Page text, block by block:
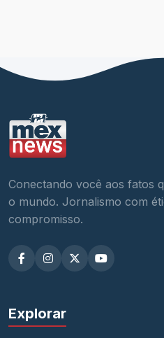
Conectando você aos fatos
o mundo. Jornalismo com
compromisso.
Explorar